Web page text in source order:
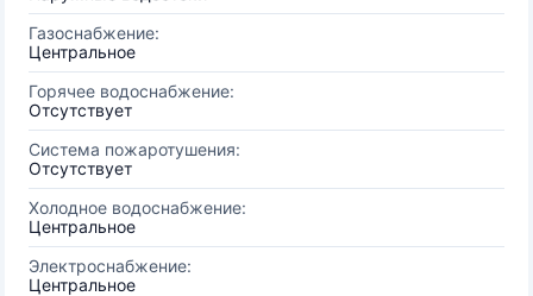
Газоснабжение:
Центральное
Горячее водоснабжение:
Отсутствует
Система пожаротушения:
Отсутствует
Холодное водоснабжение:
Центральное
Электроснабжение:
Центральное